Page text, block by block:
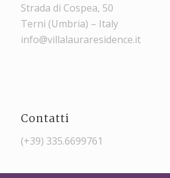
Strada di Cospea, 50
Terni (Umbria) – Italy
info@villalauraresidence.it
Contatti
(+39) 335.6699761